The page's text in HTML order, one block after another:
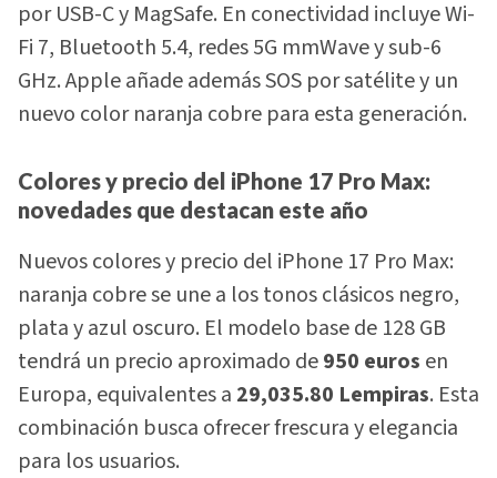
por USB-C y MagSafe. En conectividad incluye Wi-
Fi 7, Bluetooth 5.4, redes 5G mmWave y sub-6
GHz. Apple añade además SOS por satélite y un
nuevo color naranja cobre para esta generación.
Colores y precio del iPhone 17 Pro Max:
novedades que destacan este año
Nuevos colores y precio del iPhone 17 Pro Max:
naranja cobre se une a los tonos clásicos negro,
plata y azul oscuro. El modelo base de 128 GB
tendrá un precio aproximado de950 euros en
Europa, equivalentes a 29,035.80 Lempiras. Esta
combinación busca ofrecer frescura y elegancia
para los usuarios.